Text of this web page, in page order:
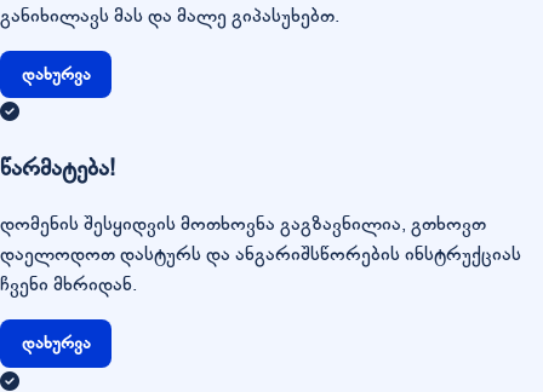
განიხილავს მას და მალე გიპასუხებთ.
დახურვა
წარმატება!
დომენის შესყიდვის მოთხოვნა გაგზავნილია, გთხოვთ
დაელოდოთ დასტურს და ანგარიშსწორების ინსტრუქციას
ჩვენი მხრიდან.
დახურვა